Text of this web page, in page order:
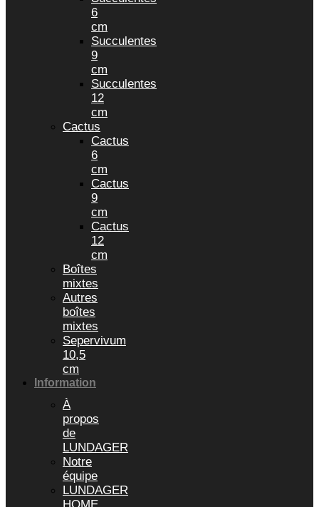
6
cm
Succulentes
9
cm
Succulentes
12
cm
Cactus
Cactus
6
cm
Cactus
9
cm
Cactus
12
cm
Boîtes
mixtes
Autres
boîtes
mixtes
Sepervivum
10,5
cm
Information
À
propos
de
LUNDAGER
Notre
équipe
LUNDAGER